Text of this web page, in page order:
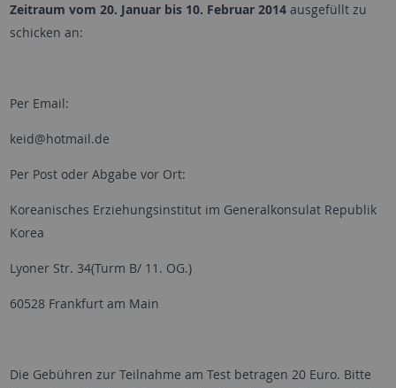
Zeitraum vom 20. Januar bis 10. Februar 2014ausgefüllt zu
schicken an:
Per Email:
keid@hotmail.de
Per Post oder Abgabe vor Ort:
Koreanisches Erziehungsinstitut im Generalkonsulat Republik
Korea
Lyoner Str. 34(Turm B/ 11. OG.)
60528 Frankfurt am Main
Die Gebühren zur Teilnahme am Test betragen 20 Euro. Bitte